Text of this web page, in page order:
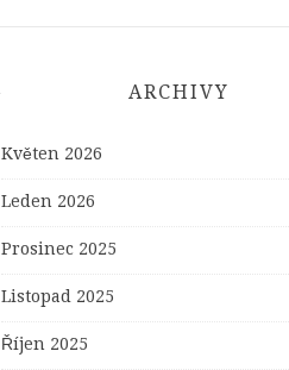
ARCHIVY
Květen 2026
Leden 2026
Prosinec 2025
Listopad 2025
Říjen 2025